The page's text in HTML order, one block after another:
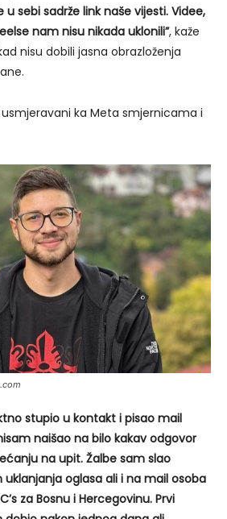
sebi sadrže link naše vijesti. Videe,
nam nisu nikada uklonili”, kaže
nisu dobili jasna obrazloženja
ka Meta smjernicama i
stupio u kontakt i pisao mail
naišao na bilo kakav odgovor
na upit. Žalbe sam slao
oglasa ali i na mail osoba
za Bosnu i Hercegovinu. Prvi